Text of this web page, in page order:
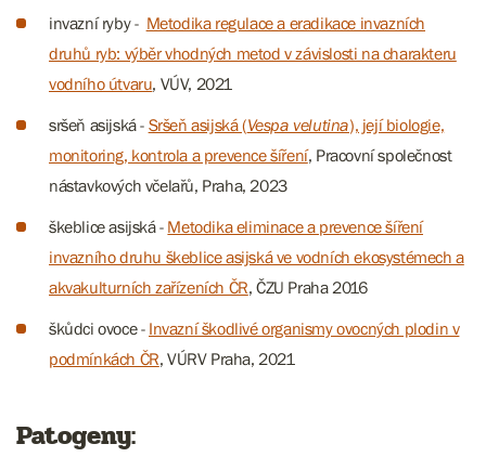
invazní ryby - Metodika regulace a eradikace invazních
druhů ryb: výběr vhodných metod v závislosti na charakteru
vodního útvaru, VÚV, 2021
sršeň asijská - Sršeň asijská (Vespa velutina), její biologie,
monitoring, kontrola a prevence šíření, Pracovní společnost
nástavkových včelařů, Praha, 2023
škeblice asijská - Metodika eliminace a prevence šíření
invazního druhu škeblice asijská ve vodních ekosystémech a
akvakulturních zařízeních ČR, ČZU Praha 2016
škůdci ovoce - Invazní škodlivé organismy ovocných plodin v
podmínkách ČR, VÚRV Praha, 2021
Patogeny: